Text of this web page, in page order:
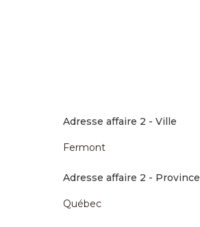
Adresse affaire 2 - Ville
Fermont
Adresse affaire 2 - Province
Québec